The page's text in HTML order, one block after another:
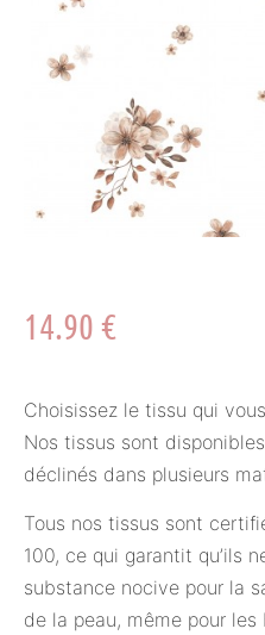
14.90 €
Choisissez le tissu qui
Nos tissus sont
déclinés dans plusieurs
Tous nos tissus sont
100, ce qui garantit qu’ils
substance nocive pour la
de la peau, même pour les